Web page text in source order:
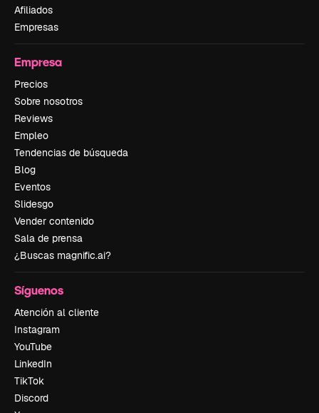
Afiliados
Empresas
Empresa
Precios
Sobre nosotros
Reviews
Empleo
Tendencias de búsqueda
Blog
Eventos
Slidesgo
Vender contenido
Sala de prensa
¿Buscas magnific.ai?
Síguenos
Atención al cliente
Instagram
YouTube
LinkedIn
TikTok
Discord